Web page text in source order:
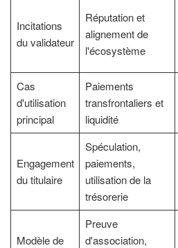
Incitations
du validateur
Réputation et
alignement de
l'écosystème
Cas
d'utilisation
principal
Paiements
transfrontaliers et
liquidité
Engagement
du titulaire
Spéculation,
paiements,
utilisation de la
trésorerie
Modèle de
Preuve
d'association,